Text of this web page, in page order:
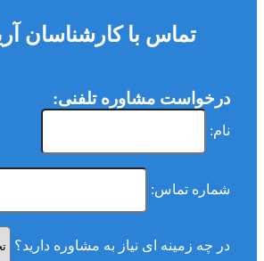
تماس با کارشناسان
درخواست مشاوره تلفنی:
نام:
شماره تماس:
در چه زمینه ای نیاز به مشاوره دارید؟